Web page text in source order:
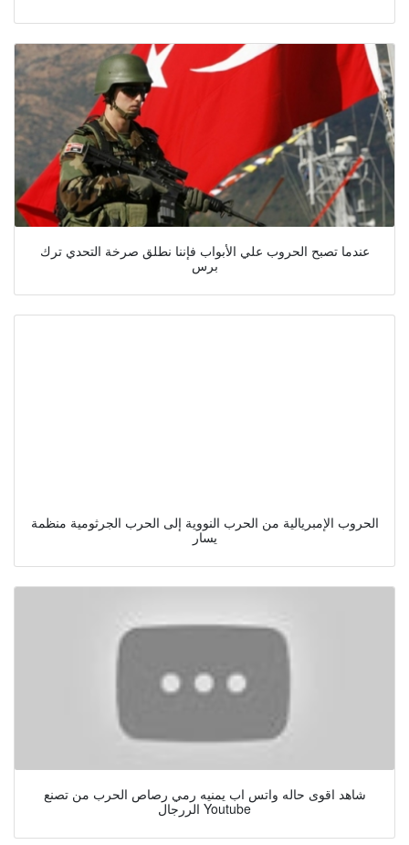
عندما تصبح الحروب علي الأبواب فإننا نطلق صرخة التحدي ترك
برس
الحروب الإمبريالية من الحرب النووية إلى الحرب الجرثومية منظمة
يسار
شاهد اقوى حاله واتس اب يمنيه رمي رصاص الحرب من تصنع
الررجال Youtube